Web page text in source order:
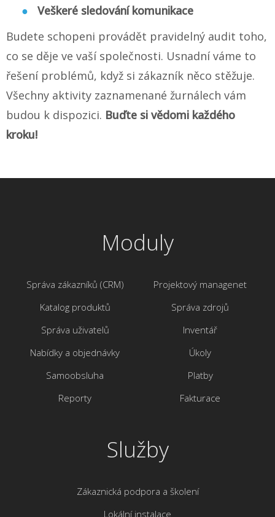
Veškeré sledování komunikace
Budete schopeni provádět pravidelný audit toho,
co se děje ve vaší společnosti. Usnadní váme to
řešení problémů, když si zákazník něco stěžuje.
Všechny aktivity zaznamenané žurnálech vám
budou k dispozici. Buďte si vědomi každého
kroku!
Moduly
Správa zákazníků (CRM)
Katalog produktů
Správa uživatelů
Nabídky a objednávky
Samoobsluha
Reporty
Projektový managenet
Správa zdrojů
Inventář
Úkoly
Platby
Fakturace
Služby
Zákaznická podpora a školení
Lokální instalace